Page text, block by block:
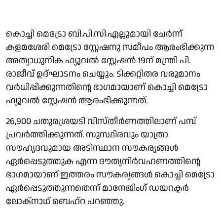
കൊച്ചി മെട്രോ ബി.പി.സി.എല്ലുമായി ചേര്‍ന്ന്
കളമശേരി മെട്രോ സ്റ്റേഷനു സമീപം ആരംഭിക്കുന്ന
അത്യാധുനിക ഫ്യൂവല്‍ സ്റ്റേഷന്‍ 19ന് മന്ത്രി പി.
രാജീവ് ഉദ്ഘാടനം ചെയ്യും. ടിക്കറ്റിതര വരുമാനം
വര്‍ധിപ്പിക്കുന്നതിന്റെ ഭാഗമായാണ് കൊച്ചി മെട്രോ
ഫ്യൂവല്‍ സ്റ്റേഷന്‍ ആരംഭിക്കുന്നത്.
26,900 ചതുരശ്രയടി വിസ്തീര്‍ണത്തിലാണ് പമ്പ്
പ്രവര്‍ത്തിക്കുന്നത്. സുസ്ഥിരവും യാത്രാ
സൗഹൃദവുമായ അടിസ്ഥാന സൗകര്യങ്ങള്‍
ഏര്‍പ്പെടുത്തുക എന്ന ദൗത്യനിര്‍വഹണത്തിന്റെ
ഭാഗമായാണ് ഇത്തരം സൗകര്യങ്ങള്‍ കൊച്ചി മെട്രോ
ഏര്‍പ്പെടുത്തുന്നതെന്ന് മാനേജിംഗ് ഡയറക്ടര്‍
ലോക്നാഥ് ബെഹ്റ പറഞ്ഞു.